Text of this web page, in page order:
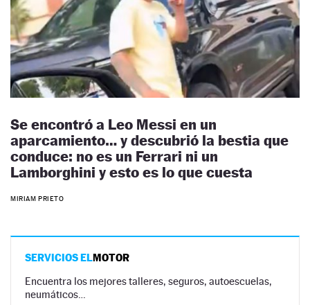
Se encontró a Leo Messi en un
aparcamiento… y descubrió la bestia que
conduce: no es un Ferrari ni un
Lamborghini y esto es lo que cuesta
MIRIAM PRIETO
SERVICIOS ELMOTOR
Encuentra los mejores talleres, seguros, autoescuelas,
neumáticos…